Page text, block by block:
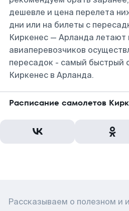
дешевле и цена перелета
дни или на билеты с
Киркенеc — Арланда летают
авиаперевозчиков
пересадок - самый быстрый
Киркенеc в Арланда.
Расписание самолетов
Рассказываем о полезном и